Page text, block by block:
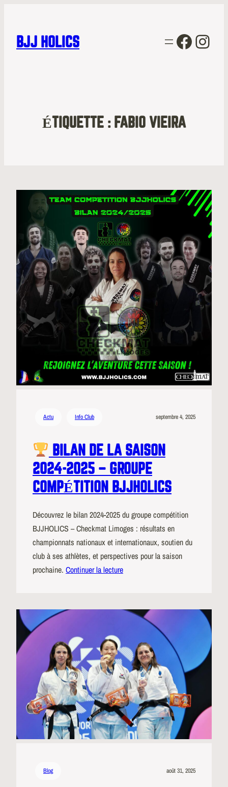
BJJ HOLICS
ÉTIQUETTE : FABIO VIEIRA
Actu Info Club septembre 4, 2025
BILAN DE LA SAISON
2024-2025 – GROUPE
COMPÉTITION BJJHOLICS
Découvrez le bilan 2024-2025 du groupe compétition
BJJHOLICS – Checkmat Limoges : résultats en
championnats nationaux et internationaux, soutien du
club à ses athlètes, et perspectives pour la saison
prochaine. Continuer la lecture
Blog août 31, 2025